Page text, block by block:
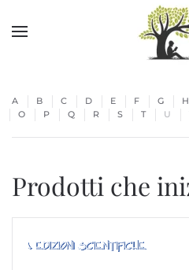
Skip to main content
A B C D E F G H
O
P Q R S T U
Prodotti che